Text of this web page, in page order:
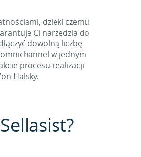
dzięki czemu
Ci narzędzia do
dowolną liczbę
w jednym
procesu realizacji
Halsky.